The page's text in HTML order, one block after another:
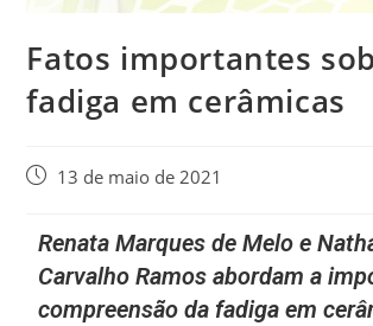
Fatos importantes
fadiga em cerâmicas
13 de maio de 2021
Renata Marques de Melo e
Carvalho Ramos abordam a
compreensão da fadiga em